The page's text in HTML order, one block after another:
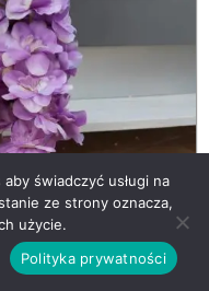
świadczyć usługi na
ze strony oznacza,
użycie.
Polityka prywatności